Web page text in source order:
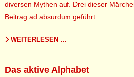
diversen Mythen auf. Drei dieser
Beitrag ad absurdum geführt.
WEITERLESEN …
Das aktive Alphabet